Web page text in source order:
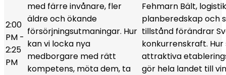
2:00
PM -
2:25
PM
med färre invånare, fler
äldre och ökande
försörjningsutmaningar. Hur
kan vi locka nya
medborgare med rätt
kompetens, möta dem, ta
Fehmarn Bält,
planberedskap och
tillstånd förändrar
konkurrenskraft. Hur
attraktiva
gör hela landet till